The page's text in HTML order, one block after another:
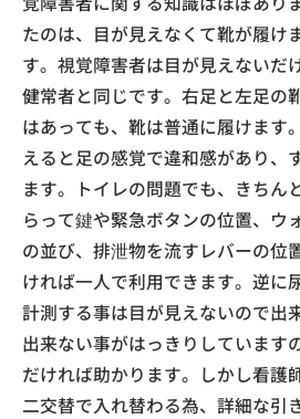
たのは、目が見えなくて靴が履け
す。視覚障害者は目が見えないだ
健常者と同じです。右足と左足の
はあっても、靴は普通に履けます
えると足の感覚で違和感があり、
ます。トイレの問題でも、きちん
らって鍵や緊急ボタンの位置、ウ
の並び、排泄物を流すレバーの位
ければ一人で利用できます。逆に
計測する事は目が見えないので出
出来ない事がはっきりしています
だければ助かります。しかし看護
二交替で入れ替わる為、詳細な引